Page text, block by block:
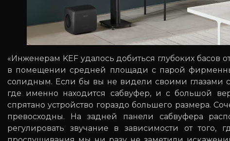
«Инженерам KEF удалось добиться глубоких басов
в помещении средней площади с парой
солидным. Если бы вы не видели своими глазами
где именно находится сабвуфер, и с большой
спрятано устройство гораздо большего размера.
превосходны. На задней панели сабвуфера
регулировать звучание в зависимости от того,